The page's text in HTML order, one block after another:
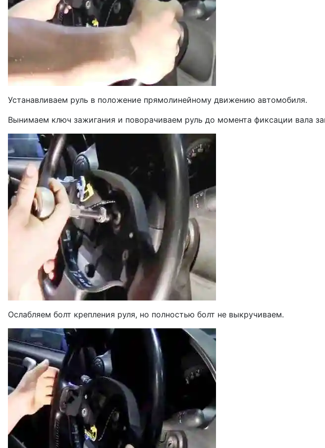
Устанавливаем руль в положение прямолинейному движению автомобиля.
Вынимаем ключ зажигания и поворачиваем руль до момента фиксации вала
Ослабляем болт крепления руля, но полностью болт не выкручиваем.